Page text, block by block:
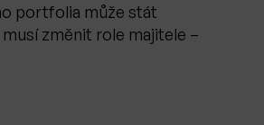
portfolia může stát
změnit role majitele –